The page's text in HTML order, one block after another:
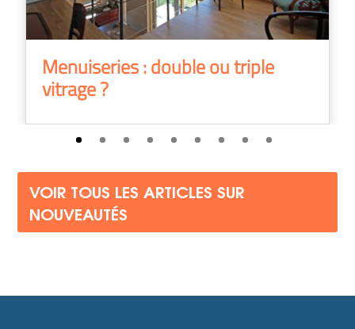
Menuiseries : double ou triple
vitrage ?
VOIR TOUS LES ARTICLES SUR
NOUVEAUTÉS